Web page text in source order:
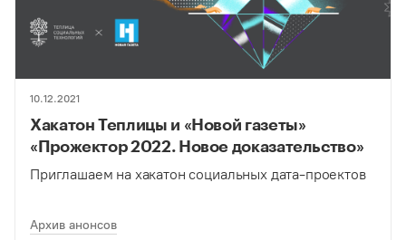
10.12.2021
Хакатон Теплицы и «Новой газеты»
«Прожектор 2022. Новое доказательство»
Приглашаем на хакатон социальных дата-проектов
Архив анонсов